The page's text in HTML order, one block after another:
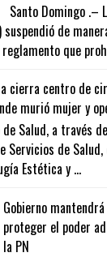
Santo Domingo .–
suspendió de
que
cierra centro de
murió mujer y
Salud, a través
Servicios de
Estética y ...
Gobierno
proteger el poder
la PN